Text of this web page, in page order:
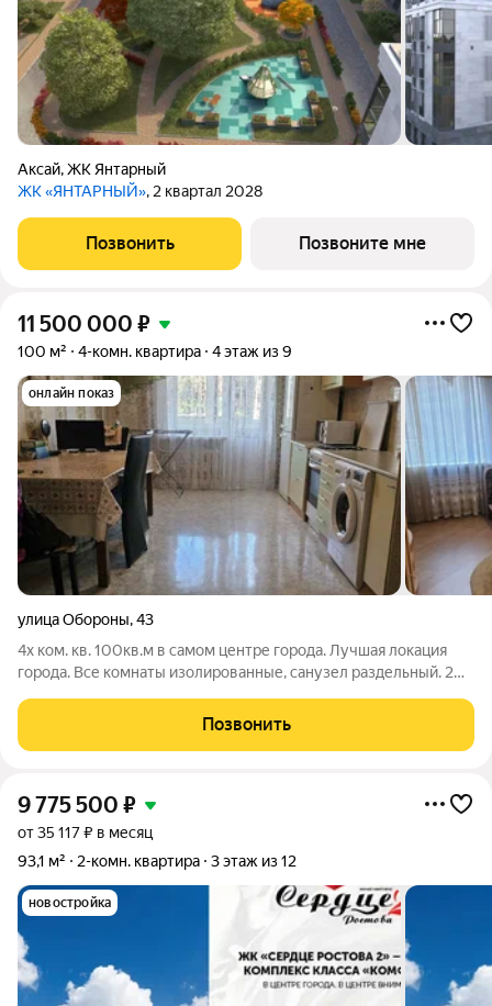
Аксай,ЖК Янтарный
ЖК «ЯНТАРНЫЙ», 2 квартал 2028
Позвонить Позвоните мне
11 500 000 ₽
100 м² 4-комн. квартира 4 этаж из 9
онлайн показ
улица Обороны,43
4х ком. кв. 100кв.м в самом центре города. Лучшая локация
города. Все комнаты изолированные, санузел раздельный. 2
Позвонить
9 775 500 ₽
от 35 117 ₽ в месяц
93,1 м²
2-комн. квартира 3 этаж из 12
новостройка